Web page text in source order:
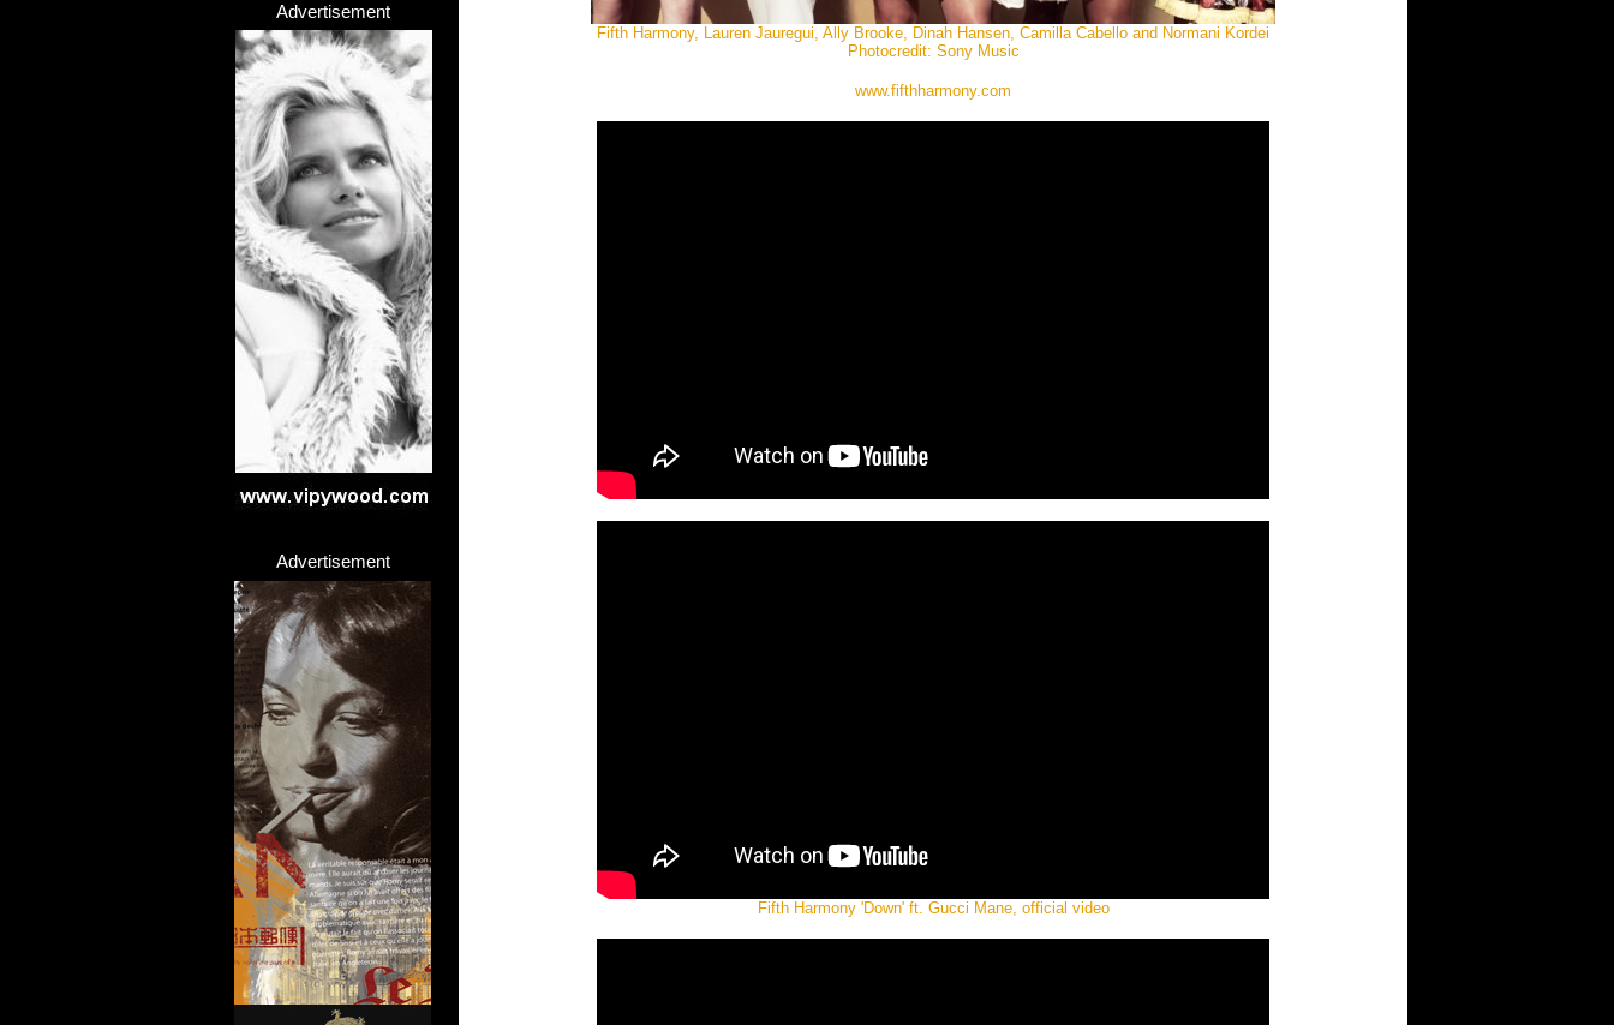
Advertisement
Advertisement
Fifth Harmony, Lauren Jauregui, Ally Brooke, Dinah Hansen, Camilla Cabello and Normani Kordei
Photocredit: Sony Music
www.fifthharmony.com
Fifth Harmony 'Down' ft. Gucci Mane, official video